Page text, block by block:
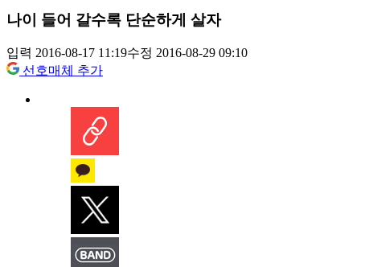
나이 들어 갈수록 단순하게 살자
입력 2016-08-17 11:19수정 2016-08-29 09:10
선호매체 추가